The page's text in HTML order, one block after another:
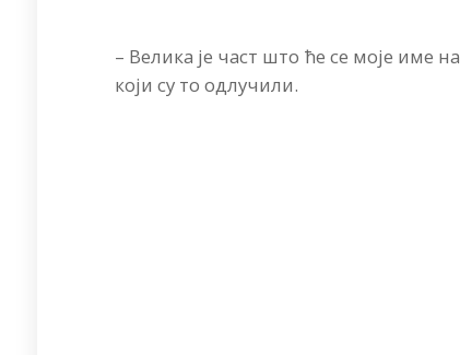
– Велика је част што ће се моје име
који су то одлучили.